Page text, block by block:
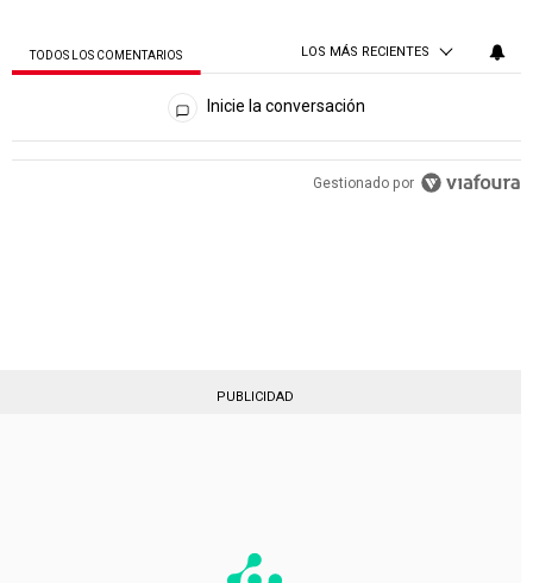
TODOS LOS COMENTARIOS LOS MÁS RECIENTES
Todos los comentarios
Inicie la conversación
PUBLICIDAD